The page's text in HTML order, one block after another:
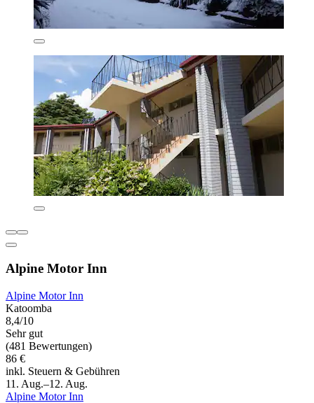
Alpine Motor Inn
Alpine Motor Inn
Katoomba
8,4/10
Sehr gut
(481 Bewertungen)
86 €
inkl. Steuern & Gebühren
11. Aug.–12. Aug.
Alpine Motor Inn